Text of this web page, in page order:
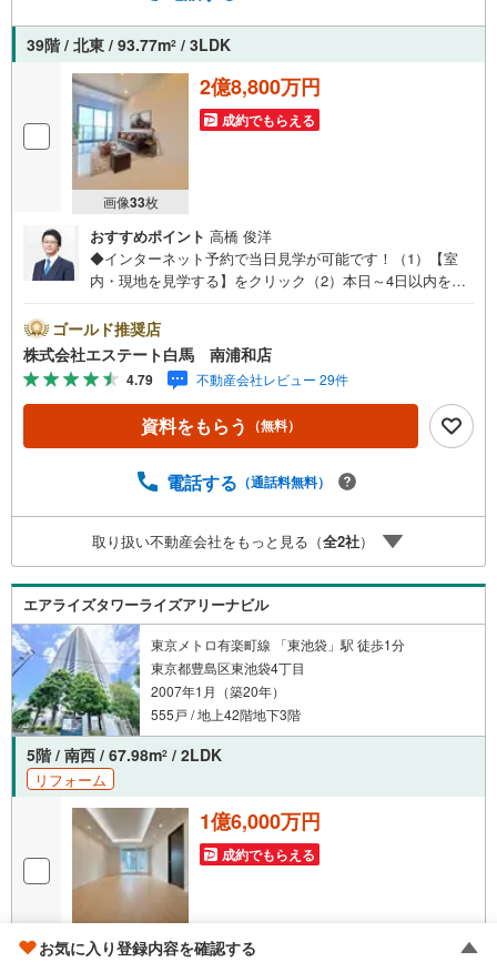
約ボタンよりご希望の日時をご記入いただけますとスムー
ズにご案内が可能です。～住宅ローン～諸費用込融資や築
年数の古い物件のローンも得意としており、最適な銀行を
ご提案します。～リフォーム～理想の間取り、テイストを
作り上げられます！リフォームプランナーの同行も可能で
す。
39階 / 北東 / 93.77m2 / 3LDK
画像33枚
2億8,800万円
成約でもらえる
おすすめポイント 高橋 俊洋
◆インターネット予約で当日見学が可能です！（1）【室
内・現地を見学する】をクリック（2）本日～4日以内をご
ください。◆10:00～21:00はお電話でのお問い合わせがス
ムーズです。●埼京線「十条」駅徒歩1分！●ペットと一緒
に暮らせます（細則有）●ミストサウナ機能付き浴室乾燥機
【Yahoo！ 不動産キャンペーン対象店舗です】 当店で物
件を成約するとPayPayボーナスをプレゼント！◆エステー
ト白馬の5大サポート◆1.FP相談サポート社外のファイナ
ービス新築住宅は2年、中古住宅は半年の設備修理サービス
ルオーダー住宅「白馬の家」のご提案可能4.見学時、建築
士同行サービス目視検査やリフォーム費用をお伝えするな
どの無料サービス5.お引渡し後もしっかりサポートCSサポ
ート室がお引渡し後のお悩みもしっかりサポートします
ゴールド推奨店
株式会社エステート白馬 南浦和店
4.79 不動産会社レビュー 29件
資料をもらう （無料）
電話する （通話料無料）
取り扱い不動産会社をもっと見る（全2社）
エアライズタワーライズアリーナビル
東京メトロ有楽町線 「東池袋」駅 徒歩1分
東京都豊島区東池袋4丁目
2007年1月（築20年）
555戸 / 地上42階地下3階
5階 / 南西 / 67.98m2 / 2LDK
リフォーム
36
1億6,000万円
成約でもらえる
お気に入り登録内容を確認する